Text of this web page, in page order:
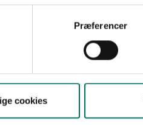
Præferencer
cookies